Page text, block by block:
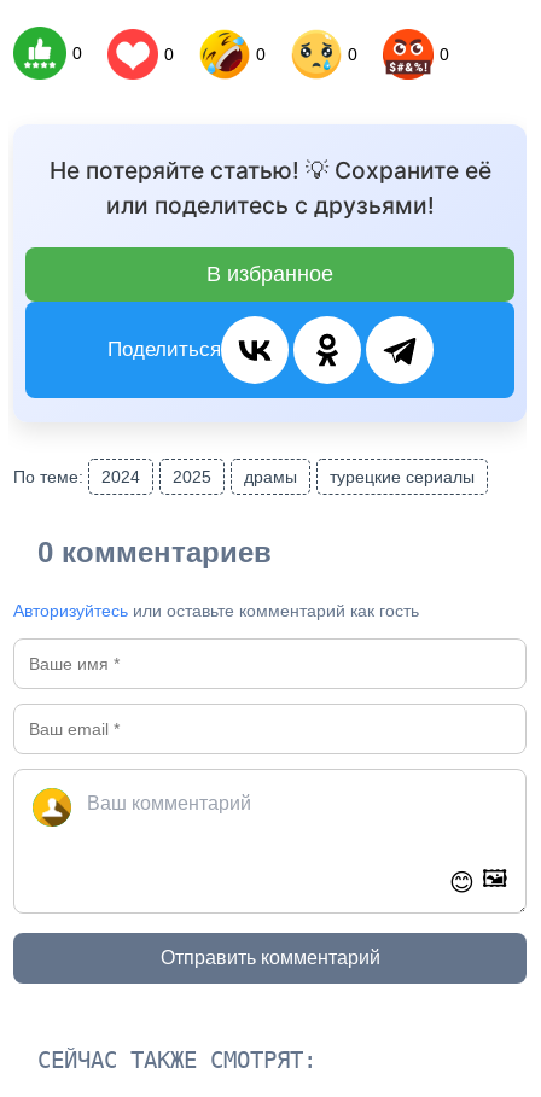
0 0 0 0 0
Не потеряйте статью! 💡 Сохраните её
или поделитесь с друзьями!
В избранное
Поделиться
По теме: 2024 2025 драмы турецкие сериалы
0 комментариев
Авторизуйтесь или оставьте комментарий как гость
😊 🖼️
Отправить комментарий
СЕЙЧАС ТАКЖЕ СМОТРЯТ: